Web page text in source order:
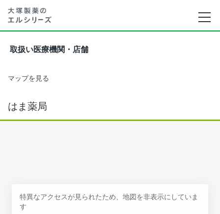
取扱い医療機関・店舗
マップを見る
はま薬局
特異なアクセスが見られたため、地図を非表示にしていま
す